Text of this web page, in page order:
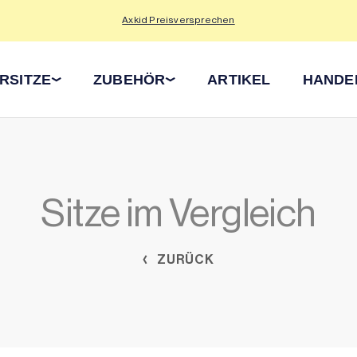
Axkid Preisversprechen
ZUBEHÖR ARTIKEL
Sitze im Vergleich
ZURÜCK